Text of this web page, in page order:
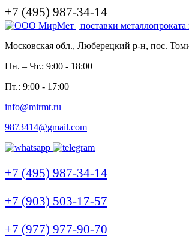
+7 (495) 987-34-14
Московская обл., Люберецкий р-н, пос.
Пн. – Чт.: 9:00 - 18:00
Пт.: 9:00 - 17:00
info@mirmt.ru
9873414@gmail.com
+7 (495) 987-34-14
+7 (903) 503-17-57
+7 (977) 977-90-70